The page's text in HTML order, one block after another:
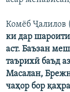
Комёб
ки дар
аст. Баъзан
таърихӣ баъд
Масалан,
чаҳор бор